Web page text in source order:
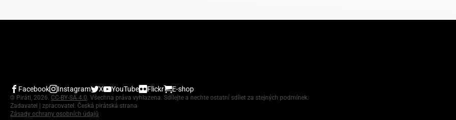
Facebook Instagram X YouTube Flickr E-shop
© Piráti, 2026. CC-BY-SA 4.0 . Všechna práva vyhlazena. Sdílejte a nechte ostatní sdílet za stejných podmínek.
Zadavatel | zpracovatel: Česká pirátská strana
Zásady ochrany osobních údajů